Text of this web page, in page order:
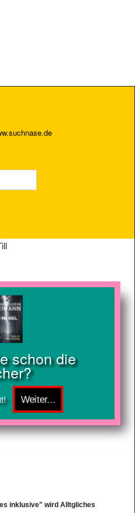
schon die
inklusive" wird Alltgliches